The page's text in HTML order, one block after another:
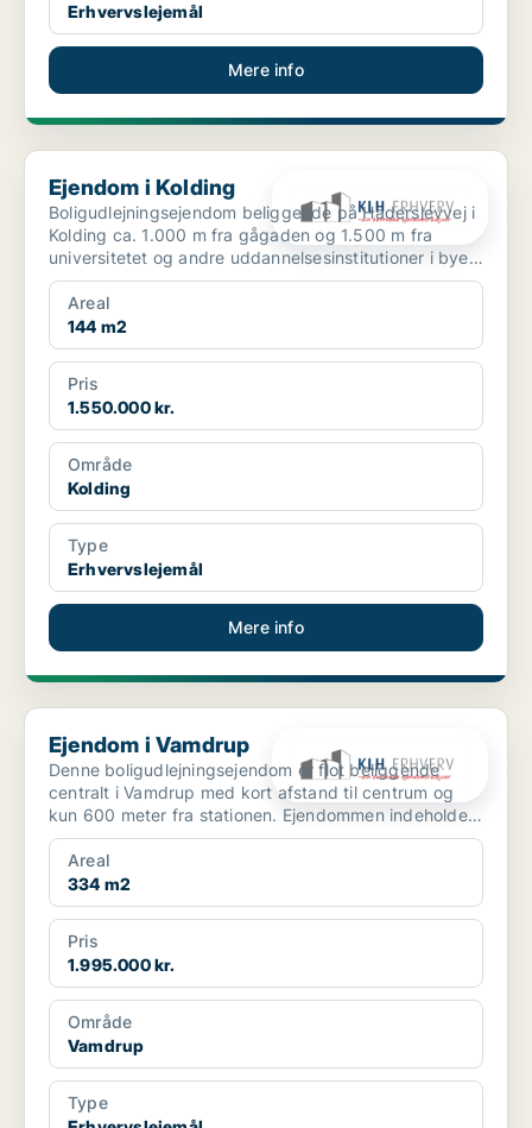
Erhvervslejemål
Mere info
Ejendom i Kolding
Ejendom i Kolding
Boligudlejningsejendom beliggende på Haderslevvej i
Kolding ca. 1.000 m fra gågaden og 1.500 m fra
universitetet og andre uddannelsesinstitutioner i byen.
...
Areal
144 m2
Pris
1.550.000 kr.
Område
Kolding
Type
Erhvervslejemål
Mere info
Ejendom i Vamdrup
Ejendom i Vamdrup
Denne boligudlejningsejendom er flot beliggende
centralt i Vamdrup med kort afstand til centrum og
kun 600 meter fra stationen. Ejendommen indeholder i
a...
Areal
334 m2
Pris
1.995.000 kr.
Område
Vamdrup
Type